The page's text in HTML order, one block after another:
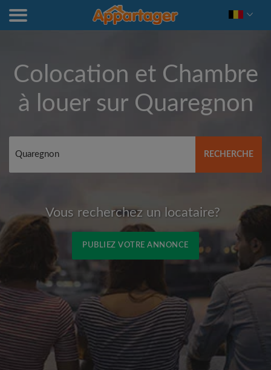
Colocation et Chambre
à louer sur Quaregnon
RECHERCHE
Vous recherchez un locataire?
PUBLIEZ VOTRE ANNONCE
Nous ne publierons jamais sur votre page sans
votre accord
OU